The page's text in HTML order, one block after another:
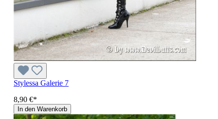
Stylessa Galerie 7
8,90 €*
In den Warenkorb